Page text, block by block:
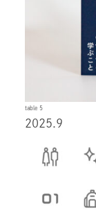
table 5
2025.9